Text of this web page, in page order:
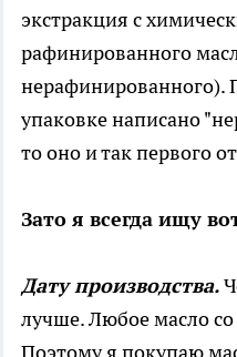
экстракция с
рафинированного
нерафинированного).
упаковке написано
то оно и так первого
Зато я всегда ищу
Дату производства.
лучше. Любое масло
Поэтому я покупаю